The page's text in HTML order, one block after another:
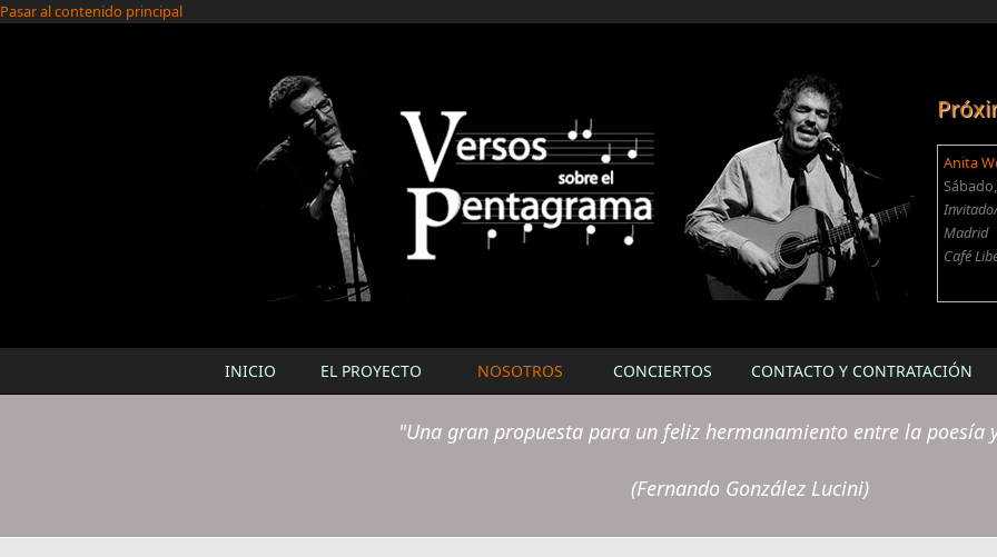
Pasar al contenido principal
Anita
Madrid
Café
INICIO EL PROYECTO NOSOTROS CONCIERTOS CONTACTO Y CONTRATACIÓN
"Una gran propuesta para un feliz hermanamiento entre la poesía
(Fernando González Lucini)